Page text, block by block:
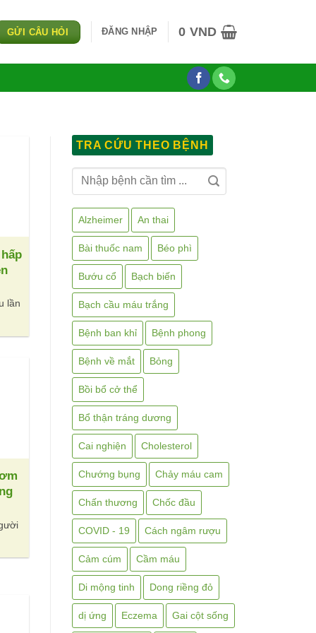
GỬI CÂU HỎI ĐĂNG NHẬP 0 VND
lần
TRA CỨU THEO BỆNH
Alzheimer An thai
Bài thuốc nam Béo phì
Bướu cổ Bạch biến
Bạch cầu máu trắng
Bệnh ban khỉ Bệnh phong
Bệnh về mắt Bỏng
Bồi bổ cở thể
Bổ thận tráng dương
Cai nghiện Cholesterol
Chướng bụng Chảy máu cam
Chấn thương Chốc đầu
COVID - 19 Cách ngâm rượu
Cảm cúm Cầm máu
Di mộng tinh Dong riềng đỏ
dị ứng Eczema Gai cột sống